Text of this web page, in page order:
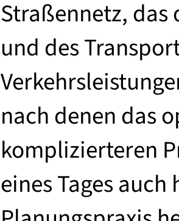
Straßennetz, das
und des
nach denen das
komplizierteren
eines Tages